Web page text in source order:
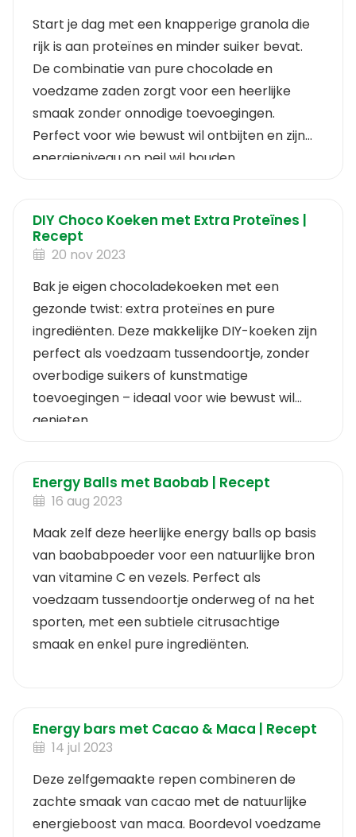
Start je dag met een knapperige granola die
rijk is aan proteïnes en minder suiker bevat.
De combinatie van pure chocolade en
voedzame zaden zorgt voor een heerlijke
smaak zonder onnodige toevoegingen.
Perfect voor wie bewust wil ontbijten en zijn
energieniveau op peil wil houden.
DIY Choco Koeken met Extra Proteïnes |
Recept
20 nov 2023
Bak je eigen chocoladekoeken met een
gezonde twist: extra proteïnes en pure
ingrediënten. Deze makkelijke DIY-koeken zijn
perfect als voedzaam tussendoortje, zonder
overbodige suikers of kunstmatige
toevoegingen – ideaal voor wie bewust wil
genieten.
Energy Balls met Baobab | Recept
16 aug 2023
Maak zelf deze heerlijke energy balls op basis
van baobabpoeder voor een natuurlijke bron
van vitamine C en vezels. Perfect als
voedzaam tussendoortje onderweg of na het
sporten, met een subtiele citrusachtige
smaak en enkel pure ingrediënten.
Energy bars met Cacao & Maca | Recept
14 jul 2023
Deze zelfgemaakte repen combineren de
zachte smaak van cacao met de natuurlijke
energieboost van maca. Boordevol voedzame